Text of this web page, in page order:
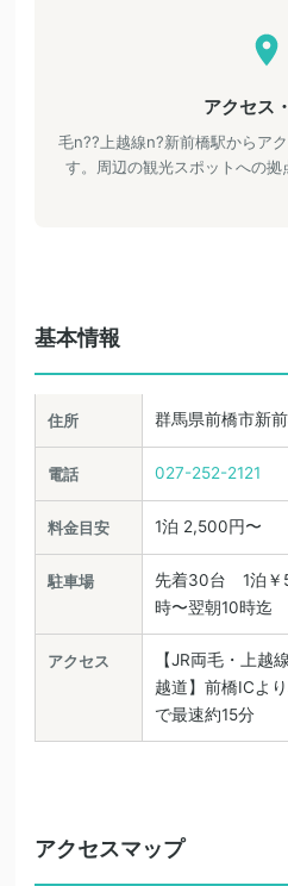
アクセス
毛n??上越線n?新前橋駅からア
す。周辺の観光スポットへの拠
基本情報
住所 群馬県前橋市新
電話 027-252-2121
料金目安 1泊 2,500円〜
駐車場
先着30台 1泊￥
時〜翌朝10時迄
アクセス
【JR両毛・上越
越道】前橋ICよ
で最速約15分
アクセスマップ